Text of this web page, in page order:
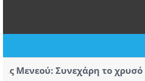
Συνεχάρη το χρυσό